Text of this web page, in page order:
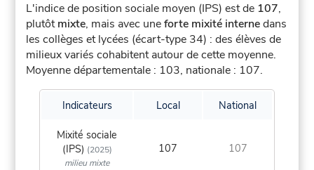
L'indice de position sociale moyen (IPS) est de 107,
plutôtmixte, mais avec uneforte mixité internedans
les collèges et lycées (écart-type 34) : des élèves de
milieux variés cohabitent autour de cette moyenne.
Moyenne départementale : 103, nationale : 107.
Indicateurs Local National
Mixité sociale
(IPS) (2025)
milieu mixte
107 107